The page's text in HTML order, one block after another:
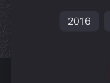
2016